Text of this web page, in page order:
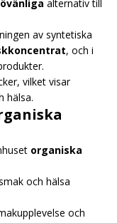
alternativ till
av syntetiska
, och i
vilket visar
hälsa.
organiska
och hälsa
och